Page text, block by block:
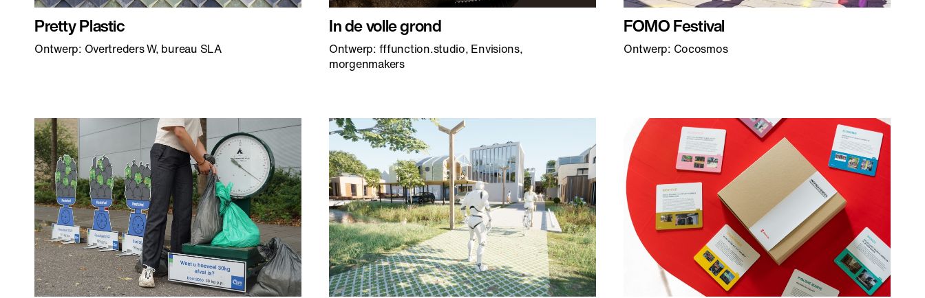
Pretty Plastic
Ontwerp: Overtreders W, bureau SLA
In de volle grond
Ontwerp: fffunction.studio, Envisions,
morgenmakers
FOMO Festival
Ontwerp: Cocosmos